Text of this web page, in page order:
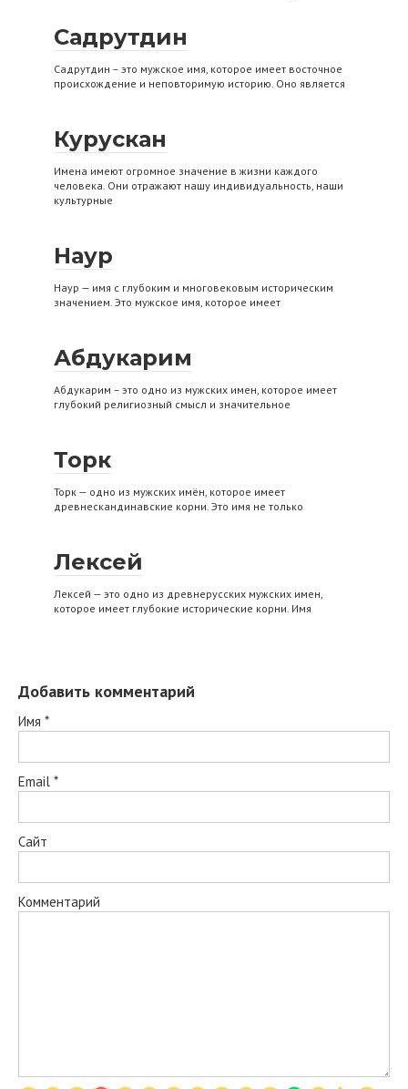
Садрутдин
Садрутдин – это мужское имя, которое имеет восточное
происхождение и неповторимую историю. Оно является
Курускан
Имена имеют огромное значение в жизни каждого
человека. Они отражают нашу индивидуальность, наши
культурные
Наур
Наур — имя с глубоким и многовековым историческим
значением. Это мужское имя, которое имеет
Абдукарим
Абдукарим – это одно из мужских имен, которое имеет
глубокий религиозный смысл и значительное
Торк
Торк — одно из мужских имён, которое имеет
древнескандинавские корни. Это имя не только
Лексей
Лексей — это одно из древнерусских мужских имен,
которое имеет глубокие исторические корни. Имя
Добавить комментарий
Имя *
Email *
Сайт
Комментарий